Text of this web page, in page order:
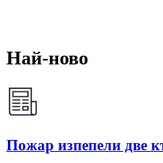
Най-ново
Пожар изпепели две